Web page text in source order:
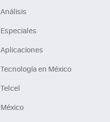
Análisis
Especiales
Aplicaciones
Tecnología en México
Telcel
México